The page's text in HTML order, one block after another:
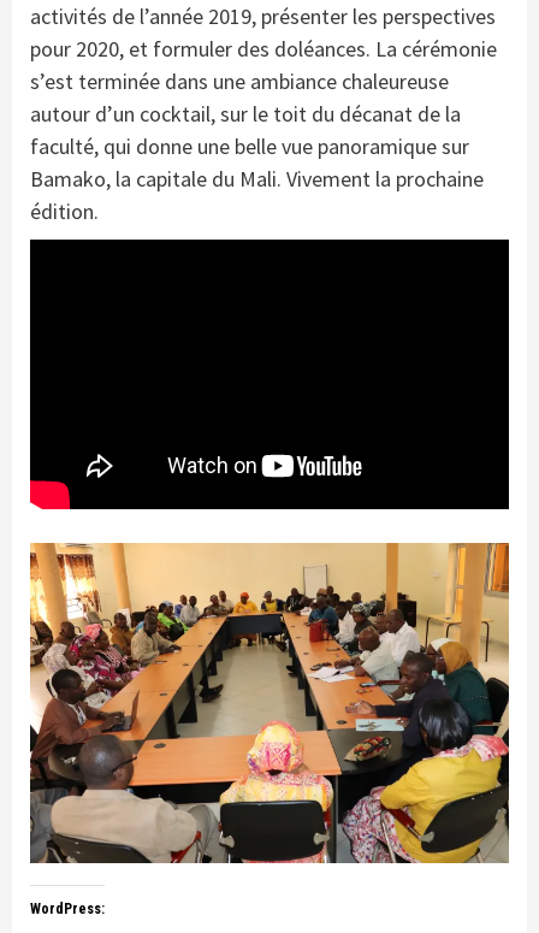
activités de l’année 2019, présenter les perspectives
pour 2020, et formuler des doléances. La cérémonie
s’est terminée dans une ambiance chaleureuse
autour d’un cocktail, sur le toit du décanat de la
faculté, qui donne une belle vue panoramique sur
Bamako, la capitale du Mali. Vivement la prochaine
édition.
WordPress: